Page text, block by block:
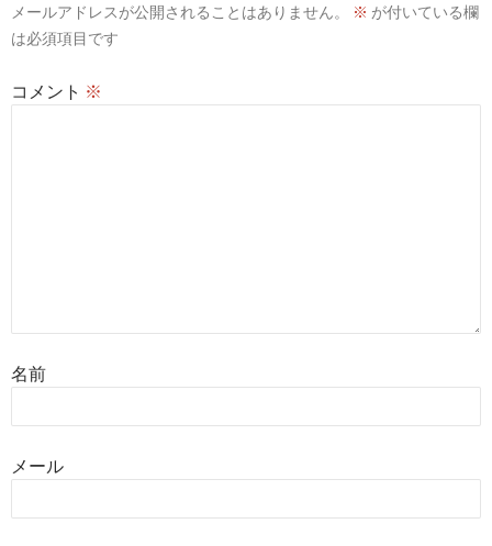
メールアドレスが公開されることはありません。 ※ が付いている欄
は必須項目です
コメント ※
名前
メール